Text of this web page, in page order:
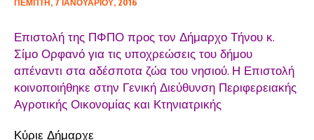
ΠΈΜΠΤΗ, 7 ΙΑΝΟΥΑΡΊΟΥ, 2016
Επιστολή της ΠΦΠΟ προς τον Δήμαρχο Τήνου κ.
Σίμο Ορφανό για τις υποχρεώσεις του δήμου
απέναντι στα αδέσποτα ζώα του νησιού. Η Επιστολή
κοινοποιήθηκε στην Γενική Διεύθυνση Περιφερειακής
Αγροτικής Οικονομίας και Κτηνιατρικής
Κύριε Δήμαρχε